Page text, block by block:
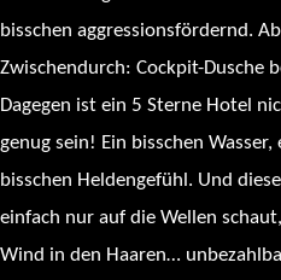
bisschen aggressionsfördernd.
Zwischendurch: Cockpit-Dusche
Dagegen ist ein 5 Sterne Hotel
genug sein! Ein bisschen Wasser,
bisschen Heldengefühl. Und
einfach nur auf die Wellen
Wind in den Haaren…